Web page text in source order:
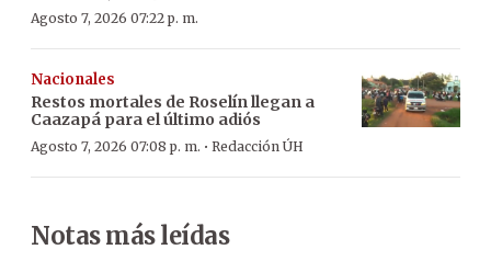
Agosto 7, 2026 07:22 p. m.
Nacionales
Restos mortales de Roselín llegan a
Caazapá para el último adiós
Agosto 7, 2026 07:08 p. m. · Redacción ÚH
Notas más leídas